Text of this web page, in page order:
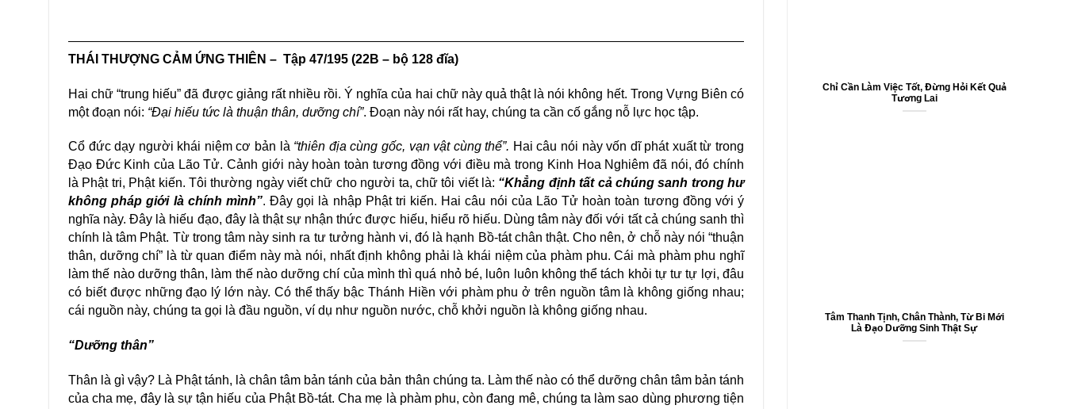
THÁI THƯỢNG CẢM ỨNG THIÊN – Tập 47/195 (22B – bộ 128 đĩa)
Hai chữ “trung hiếu” đã được giảng rất nhiều rồi. Ý nghĩa của hai chữ này quả thật là nói không hết. Trong Vựng Biên có
một đoạn nói: “Đại hiếu tức là thuận thân, dưỡng chí”. Đoạn này nói rất hay, chúng ta cần cố gắng nỗ lực học tập.
Cổ đức dạy người khái niệm cơ bản là “thiên địa cùng gốc, vạn vật cùng thể”. Hai câu nói này vốn dĩ phát xuất từ trong
Đạo Đức Kinh của Lão Tử. Cảnh giới này hoàn toàn tương đồng với điều mà trong Kinh Hoa Nghiêm đã nói, đó chính
là Phật tri, Phật kiến. Tôi thường ngày viết chữ cho người ta, chữ tôi viết là: “Khẳng định tất cả chúng sanh trong hư
không pháp giới là chính mình”. Đây gọi là nhập Phật tri kiến. Hai câu nói của Lão Tử hoàn toàn tương đồng với ý
nghĩa này. Đây là hiếu đạo, đây là thật sự nhận thức được hiếu, hiểu rõ hiếu. Dùng tâm này đối với tất cả chúng sanh thì
chính là tâm Phật. Từ trong tâm này sinh ra tư tưởng hành vi, đó là hạnh Bồ-tát chân thật. Cho nên, ở chỗ này nói “thuận
thân, dưỡng chí” là từ quan điểm này mà nói, nhất định không phải là khái niệm của phàm phu. Cái mà phàm phu nghĩ
làm thế nào dưỡng thân, làm thế nào dưỡng chí của mình thì quá nhỏ bé, luôn luôn không thể tách khỏi tự tư tự lợi, đâu
có biết được những đạo lý lớn này. Có thể thấy bậc Thánh Hiền với phàm phu ở trên nguồn tâm là không giống nhau;
cái nguồn này, chúng ta gọi là đầu nguồn, ví dụ như nguồn nước, chỗ khởi nguồn là không giống nhau.
“Dưỡng thân”
Thân là gì vậy? Là Phật tánh, là chân tâm bản tánh của bản thân chúng ta. Làm thế nào có thể dưỡng chân tâm bản tánh
của cha mẹ, đây là sự tận hiếu của Phật Bồ-tát. Cha mẹ là phàm phu, còn đang mê, chúng ta làm sao dùng phương tiện
Chỉ Cần Làm Việc Tốt, Đừng Hỏi Kết Quả
Tương Lai
Tâm Thanh Tịnh, Chân Thành, Từ Bi Mới
Là Đạo Dưỡng Sinh Thật Sự